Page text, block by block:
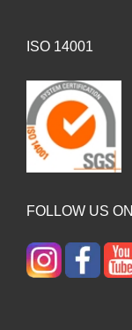
ISO 14001
FOLLOW US ON